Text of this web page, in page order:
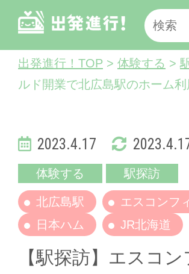
出発進行！TOP > 体験する >
ルド開業で北広島駅のホーム
2023.4.17
体験する 駅探訪
北広島駅 エスコンフ
日本ハム
JR北海道
【駅探訪】エスコ